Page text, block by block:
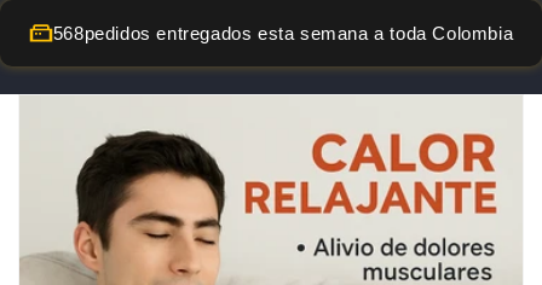
568pedidos entregados esta semana a toda Colombia